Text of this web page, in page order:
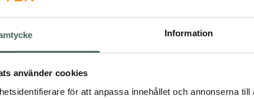
Information
använder cookies
för att anpassa innehållet och annonserna
användning.